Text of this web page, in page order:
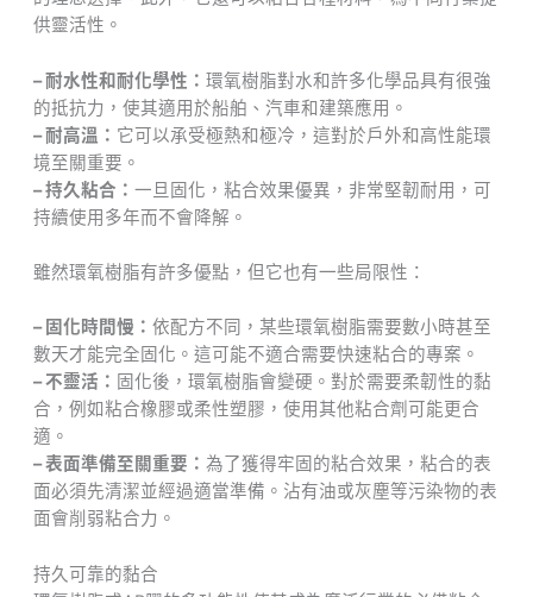
供靈活性。
– 耐水性和耐化學性： 環氧樹脂對水和許多化學品具有很強
的抵抗力，使其適用於船舶、汽車和建築應用。
– 耐高溫： 它可以承受極熱和極冷，這對於戶外和高性能環
境至關重要。
– 持久粘合： 一旦固化，粘合效果優異，非常堅韌耐用，可
持續使用多年而不會降解。
雖然環氧樹脂有許多優點，但它也有一些局限性：
– 固化時間慢： 依配方不同，某些環氧樹脂需要數小時甚至
數天才能完全固化。這可能不適合需要快速粘合的專案。
– 不靈活： 固化後，環氧樹脂會變硬。對於需要柔韌性的黏
合，例如粘合橡膠或柔性塑膠，使用其他粘合劑可能更合
適。
– 表面準備至關重要： 為了獲得牢固的粘合效果，粘合的表
面必須先清潔並經過適當準備。沾有油或灰塵等污染物的表
面會削弱粘合力。
持久可靠的黏合